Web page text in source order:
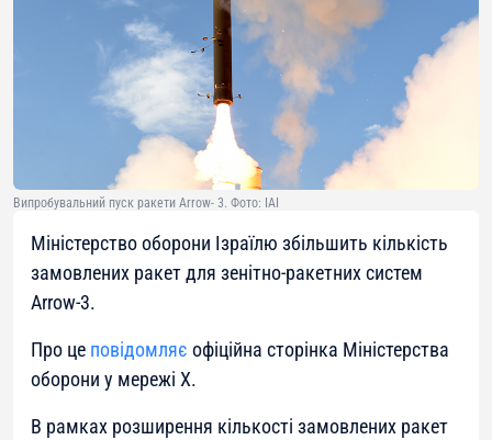
Випробувальний пуск ракети Arrow- 3. Фото: IAI
Міністерство оборони Ізраїлю збільшить кількість
замовлених ракет для зенітно-ракетних систем
Arrow-3.
Про це повідомляє офіційна сторінка Міністерства
оборони у мережі X.
В рамках розширення кількості замовлених ракет